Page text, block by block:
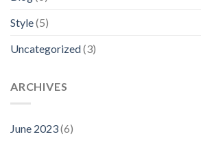
Style(5)
Uncategorized(3)
ARCHIVES
June 2023(6)